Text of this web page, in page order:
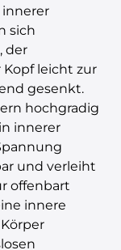
innerer
sich
der
leicht zur
gesenkt.
hochgradig
innerer
und verleiht
offenbart
innere